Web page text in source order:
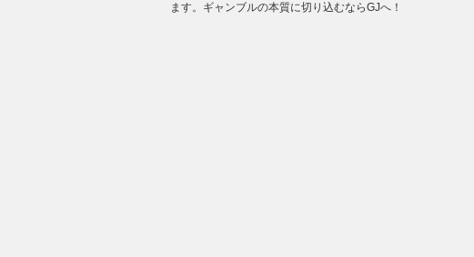
ます。ギャンブルの本質に切り込むならGJへ！